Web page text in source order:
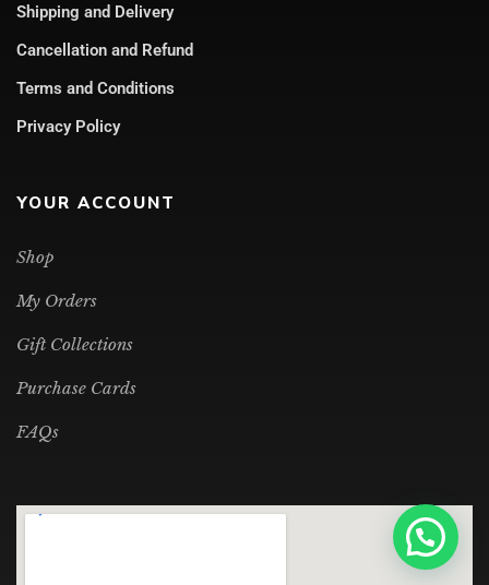
Shipping and Delivery
Cancellation and Refund
Terms and Conditions
Privacy Policy
YOUR ACCOUNT
Shop
My Orders
Gift Collections
Purchase Cards
FAQs